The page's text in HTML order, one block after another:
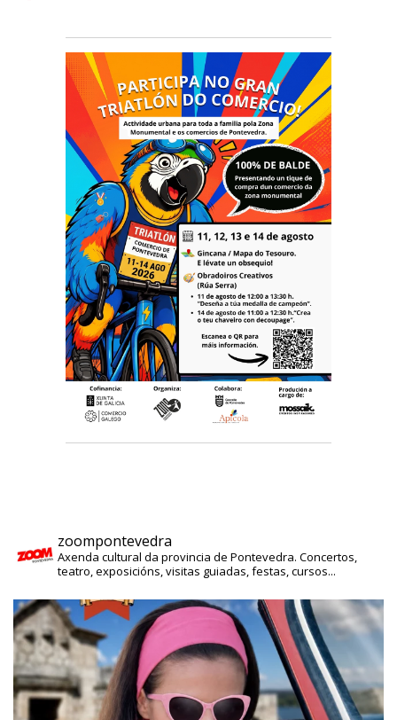
zoompontevedra
Axenda cultural da provincia de Pontevedra. Concertos,
teatro, exposicións, visitas guiadas, festas, cursos...